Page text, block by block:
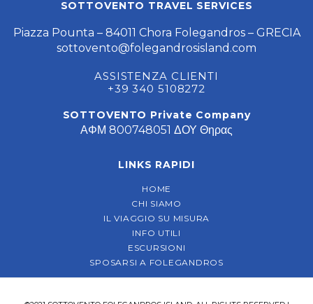
SOTTOVENTO TRAVEL SERVICES
Piazza Pounta – 84011 Chora Folegandros – GRECIA
sottovento@folegandrosisland.com
ASSISTENZA CLIENTI
+39 340 5108272
SOTTOVENTO Private Company
ΑΦΜ 800748051 ΔΟΥ Θηρας
LINKS RAPIDI
HOME
CHI SIAMO
IL VIAGGIO SU MISURA
INFO UTILI
ESCURSIONI
SPOSARSI A FOLEGANDROS